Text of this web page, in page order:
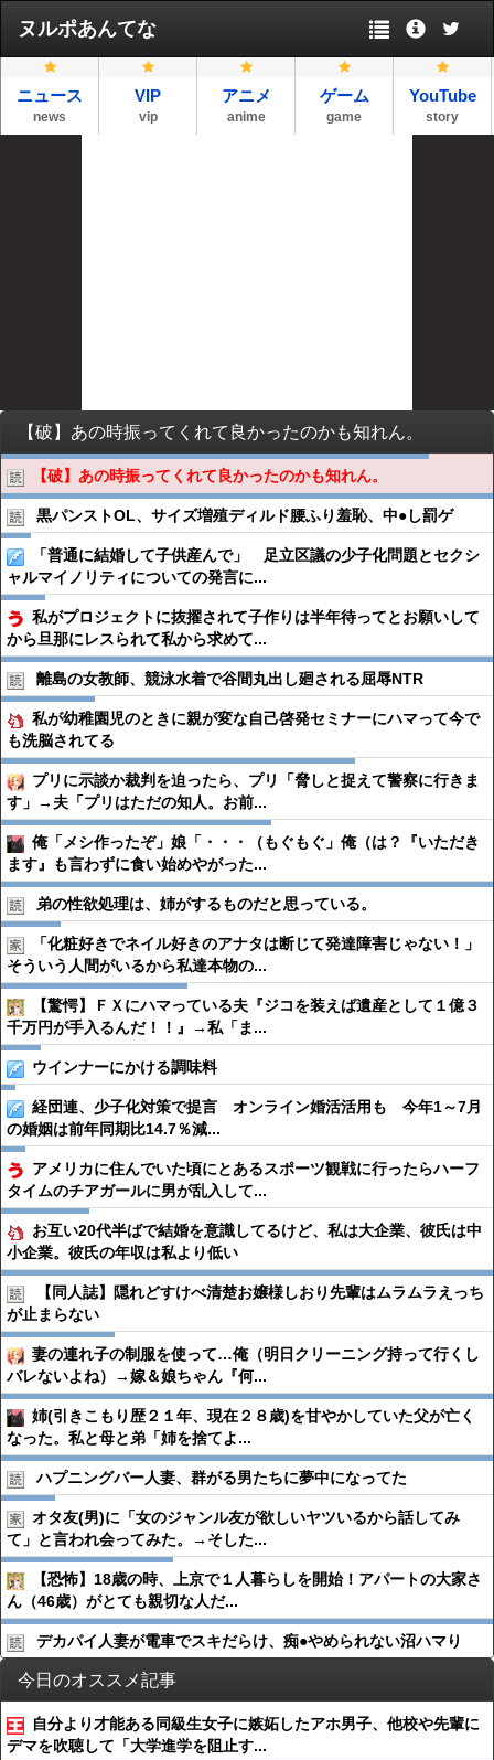
ヌルポあんてな
ニュース
news
VIP
vip
アニメ
anime
ゲーム
game
YouTube
story
【破】あの時振ってくれて良かったのかも知れん。
【破】あの時振ってくれて良かったのかも知れん。
黒パンストOL、サイズ増殖ディルド腰ふり羞恥、中●︎し罰ゲ
「普通に結婚して子供産んで」 足立区議の少子化問題とセクシ
ャルマイノリティについての発言に...
私がプロジェクトに抜擢されて子作りは半年待ってとお願いして
から旦那にレスられて私から求めて...
離島の女教師、競泳水着で谷間丸出し廻される屈辱NTR
私が幼稚園児のときに親が変な自己啓発セミナーにハマって今で
も洗脳されてる
プリに示談か裁判を迫ったら、プリ「脅しと捉えて警察に行きま
す」→夫「プリはただの知人。お前...
俺「メシ作ったぞ」娘「・・・（もぐもぐ」俺（は？『いただき
ます』も言わずに食い始めやがった...
弟の性欲処理は、姉がするものだと思っている。
「化粧好きでネイル好きのアナタは断じて発達障害じゃない！」
そういう人間がいるから私達本物の...
【驚愕】ＦＸにハマっている夫『ジコを装えば遺産として１億３
千万円が手入るんだ！！』→私「ま...
ウインナーにかける調味料
経団連、少子化対策で提言 オンライン婚活活用も 今年1～7月
の婚姻は前年同期比14.7％減...
アメリカに住んでいた頃にとあるスポーツ観戦に行ったらハーフ
タイムのチアガールに男が乱入して...
お互い20代半ばで結婚を意識してるけど、私は大企業、彼氏は中
小企業。彼氏の年収は私より低い
【同人誌】隠れどすけべ清楚お嬢様しおり先輩はムラムラえっち
が止まらない
妻の連れ子の制服を使って…俺（明日クリーニング持って行くし
バレないよね）→嫁＆娘ちゃん『何...
姉(引きこもり歴２１年、現在２８歳)を甘やかしていた父が亡く
なった。私と母と弟「姉を捨てよ...
ハプニングバー人妻、群がる男たちに夢中になってた
オタ友(男)に「女のジャンル友が欲しいヤツいるから話してみ
て」と言われ会ってみた。→そした...
【恐怖】18歳の時、上京で１人暮らしを開始！アパートの大家さ
ん（46歳）がとても親切な人だ...
デカパイ人妻が電車でスキだらけ、痴●︎やめられない沼ハマり
今日のオススメ記事
自分より才能ある同級生女子に嫉妬したアホ男子、他校や先輩に
デマを吹聴して「大学進学を阻止す...